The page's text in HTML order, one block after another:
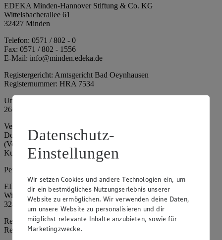
EDEKA Minden-Hannover Stiftung & Co. KG
Wittelsbacherallee 61
32427 Minden
Telefon: 0571 / 802 - 0
Fax: 0571 / 802 - 1556
E-Mail: info@minden.edeka.de
Registergericht: Amtsgericht Bad Oeynhausen
Registernummer: HRA 7534
Umsatzsteuer-Identifikationsnummer gem. § 27a UStG: DE
266067317
Vertretungsberechtigte: Mark Rosenkranz (Sprecher), Eileen
Dominique Klingsiek (Vorstandsmitglied), Ulf-U. Plath
(Vorstandsmitglied), Stephan Wohler (Vorstandsmitglied), Marc
Kuhlmann (Aufsichtsratsvorsitzender)
Persönlich haftende Gesellschafterin:
EDEKA Minden-Hannover Holding GmbH
Wittelsbacherallee 61
32427 Minden
Registergericht: Amtsgericht Bad Oeynhausen
Registernummer: HRB 4086
Datenschutz-
Einstellungen
Wir setzen Cookies und andere Technologien ein, um
dir ein bestmögliches Nutzungserlebnis unserer
Website zu ermöglichen. Wir verwenden deine Daten,
um unsere Website zu personalisieren und dir
möglichst relevante Inhalte anzubieten, sowie für
Marketingzwecke.